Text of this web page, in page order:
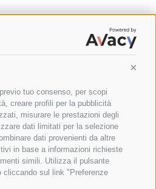
tuo consenso, per scopi
creare profili per la pubblicità
misurare le prestazioni degli
dati limitati per la selezione
dati provenienti da altre
in base a informazioni richieste
simili. Utilizza il pulsante
cliccando sul link "Preferenze
Realizzato conGhost